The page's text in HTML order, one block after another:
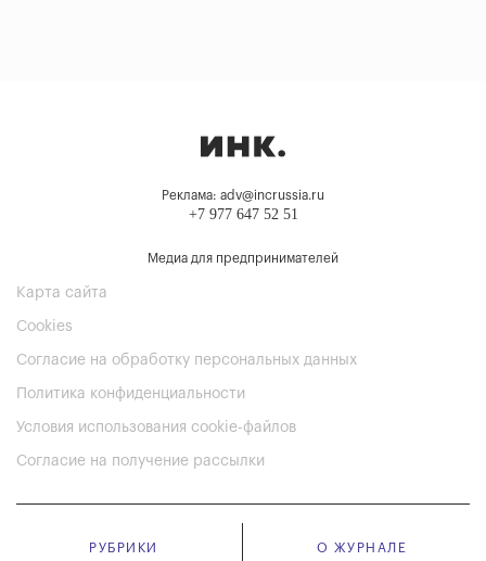
Реклама: adv@incrussia.ru
+7 977 647 52 51
Медиа для предпринимателей
Карта сайта
Cookies
Согласие на обработку персональных данных
Политика конфиденциальности
Условия использования cookie-файлов
Согласие на получение рассылки
РУБРИКИ О ЖУРНАЛЕ